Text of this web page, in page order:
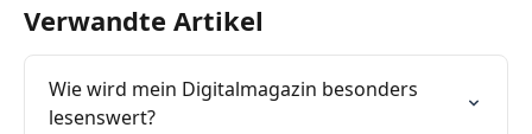
Verwandte Artikel
Wie wird mein Digitalmagazin besonders
lesenswert?